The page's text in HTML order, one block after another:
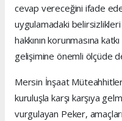
cevap vereceğini ifade
uygulamadaki belirsizlikleri
hakkının korunmasına
gelişimine önemli ölçüde
Mersin İnşaat
kuruluşla karşı karşıya
vurgulayan Peker,